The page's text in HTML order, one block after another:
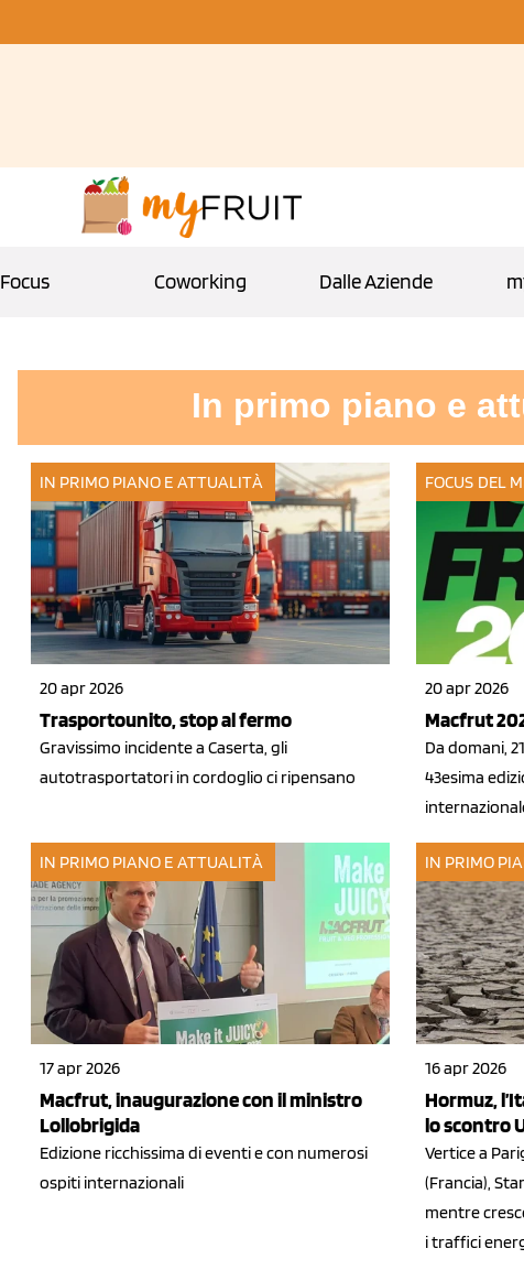
Focus Coworking Dalle Aziende
In primo piano e
IN PRIMO PIANO E ATTUALITÀ
20 apr 2026
Trasportounito, stop al fermo
Gravissimo incidente a Caserta, gli
autotrasportatori in cordoglio ci ripensano
FOCUS DEL
20 apr 2026
Macfrut
Da domani,
43esima
IN PRIMO PIANO E ATTUALITÀ
17 apr 2026
Macfrut, inaugurazione con il ministro
Lollobrigida
Edizione ricchissima di eventi e con numerosi
ospiti internazionali
IN PRIMO
16 apr 2026
Hormuz,
lo scontro
Vertice a
(Francia),
mentre
i traffici